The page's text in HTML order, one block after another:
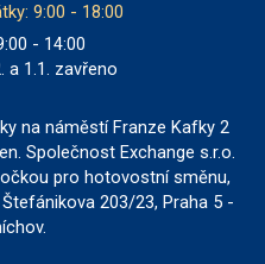
9:00 - 18:00
- 14:00
a 1.1. zavřeno
na náměstí Franze Kafky 2
Společnost Exchange s.r.o.
pro hotovostní směnu,
203/23, Praha 5 -